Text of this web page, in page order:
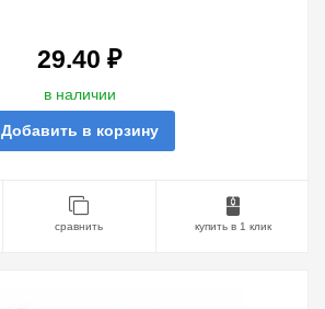
29.40 ₽
в наличии
Добавить в корзину
сравнить купить в 1 клик